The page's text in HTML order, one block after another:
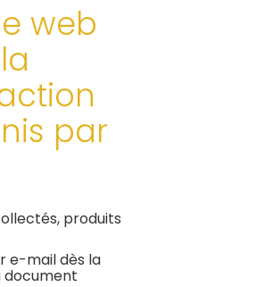
web
par
produits
e-mail dès la
document